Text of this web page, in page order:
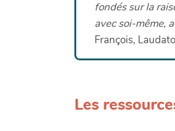
fondés sur la
avec soi-même,
François,
Les